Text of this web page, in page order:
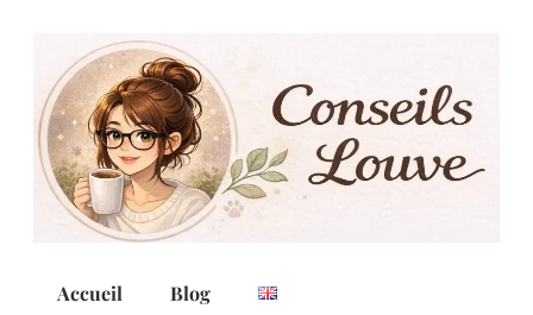
Accueil Blog